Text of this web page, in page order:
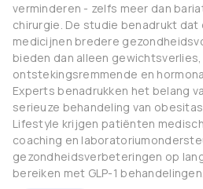
verminderen - zelfs meer dan
chirurgie. De studie benadrukt dat
medicijnen bredere
bieden dan alleen gewichtsverlies,
ontstekingsremmende en
Experts benadrukken het belang
serieuze behandeling van
Lifestyle krijgen patiënten
coaching en
gezondheidsverbeteringen op
bereiken met GLP-1 behandelingen.